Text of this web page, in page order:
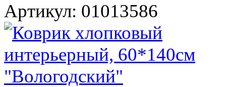
Артикул: 01013586